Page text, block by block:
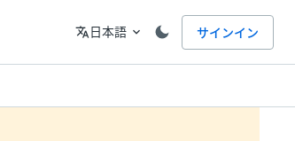
言語
translate日本語 expand_more サインイン